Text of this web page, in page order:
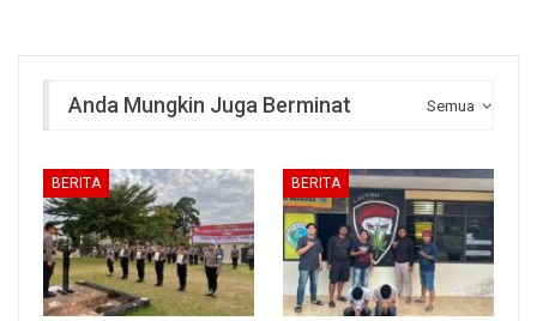
Semua
Anda Mungkin Juga Berminat
BERITA BERITA